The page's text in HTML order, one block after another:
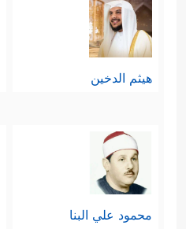
هيثم الدخين
محمود علي البنا